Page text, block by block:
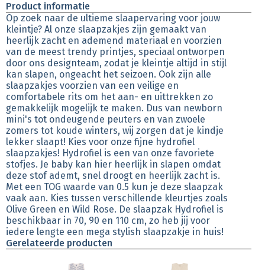
Product informatie
Op zoek naar de ultieme slaapervaring voor jouw
kleintje? Al onze slaapzakjes zijn gemaakt van
heerlijk zacht en ademend materiaal en voorzien
van de meest trendy printjes, speciaal ontworpen
door ons designteam, zodat je kleintje altijd in stijl
kan slapen, ongeacht het seizoen. Ook zijn alle
slaapzakjes voorzien van een veilige en
comfortabele rits om het aan- en uittrekken zo
gemakkelijk mogelijk te maken. Dus van newborn
mini's tot ondeugende peuters en van zwoele
zomers tot koude winters, wij zorgen dat je kindje
lekker slaapt! Kies voor onze fijne hydrofiel
slaapzakjes! Hydrofiel is een van onze favoriete
stofjes. Je baby kan hier heerlijk in slapen omdat
deze stof ademt, snel droogt en heerlijk zacht is.
Met een TOG waarde van 0.5 kun je deze slaapzak
vaak aan. Kies tussen verschillende kleurtjes zoals
Olive Green en Wild Rose. De slaapzak Hydrofiel is
beschikbaar in 70, 90 en 110 cm, zo heb jij voor
iedere lengte een mega stylish slaapzakje in huis!
Gerelateerde producten